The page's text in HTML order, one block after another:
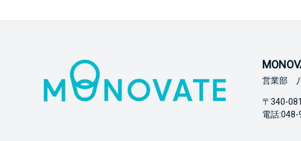
営業部
〒340-
電話